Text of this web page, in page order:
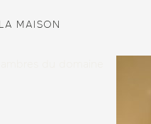
MAISON